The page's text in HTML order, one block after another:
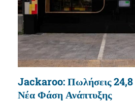
Jackaroo: Πωλήσεις 24,8
Νέα Φάση Ανάπτυξης